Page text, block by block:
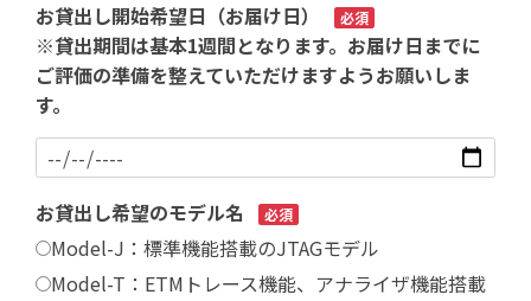
お貸出し開始希望日（お届け日） 必須
※貸出期間は基本1週間となります。お届け日までに
ご評価の準備を整えていただけますようお願いしま
す。
お貸出し希望のモデル名 必須
Model-J：標準機能搭載のJTAGモデル
Model-T：ETMトレース機能、アナライザ機能搭載